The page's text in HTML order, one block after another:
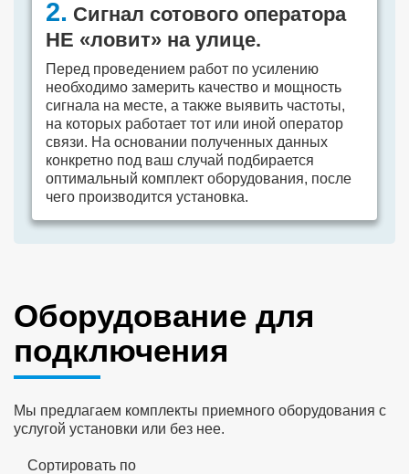
2. Сигнал сотового оператора
НЕ «ловит» на улице.
Перед проведением работ по усилению
необходимо замерить качество и мощность
сигнала на месте, а также выявить частоты,
на которых работает тот или иной оператор
связи. На основании полученных данных
конкретно под ваш случай подбирается
оптимальный комплект оборудования, после
чего производится установка.
Оборудование для
подключения
Мы предлагаем комплекты приемного оборудования с
услугой установки или без нее.
Сортировать по